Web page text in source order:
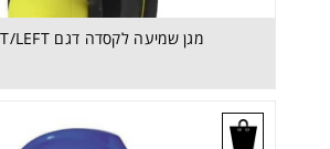
מגן שמיעה לקסדה דגם RIGHT/LEFT